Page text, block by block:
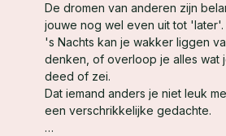
De dromen van anderen zijn
jouwe nog wel even uit tot 'later'.
's Nachts kan je wakker liggen
denken, of overloop je alles wat
deed of zei.
Dat iemand anders je niet leuk
een verschrikkelijke gedachte.
…